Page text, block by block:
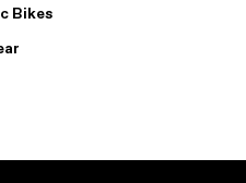
Bikes